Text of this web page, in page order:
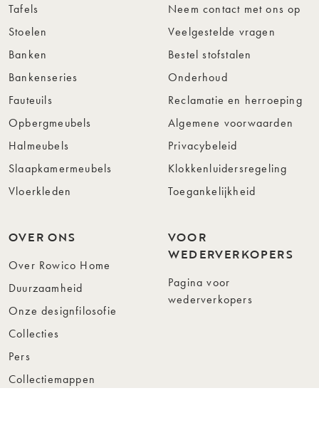
Tafels
Stoelen
Banken
Bankenseries
Fauteuils
Opbergmeubels
Halmeubels
Slaapkamermeubels
Vloerkleden
Neem contact met ons op
Veelgestelde vragen
Bestel stofstalen
Onderhoud
Reclamatie en herroeping
Algemene voorwaarden
Privacybeleid
Klokkenluidersregeling
Toegankelijkheid
OVER ONS
Over Rowico Home
Duurzaamheid
Onze designfilosofie
Collecties
Pers
Collectiemappen
VOOR
WEDERVERKOPERS
Pagina voor
wederverkopers